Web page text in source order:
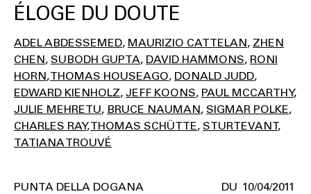
ÉLOGE DU DOUTE
ADEL ABDESSEMED MAURIZIO CATTELAN ZHEN
CHEN SUBODH GUPTA DAVID HAMMONS RONI
HORN THOMAS HOUSEAGO DONALD JUDD
EDWARD KIENHOLZ JEFF KOONS PAUL MCCARTHY
JULIE MEHRETU BRUCE NAUMAN SIGMAR POLKE
CHARLES RAY THOMAS SCHÜTTE STURTEVANT
TATIANA TROUVÉ
10/04/2011
PUNTA DELLA DOGANA